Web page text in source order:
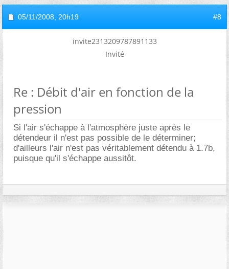
05/11/2008, 20h19 #8
invite2313209787891133
Invité
Re : Débit d'air en fonction de la
pression
Si l'air s'échappe à l'atmosphère juste après le
détendeur il n'est pas possible de le déterminer;
d'ailleurs l'air n'est pas véritablement détendu à 1.7b,
puisque qu'il s'échappe aussitôt.